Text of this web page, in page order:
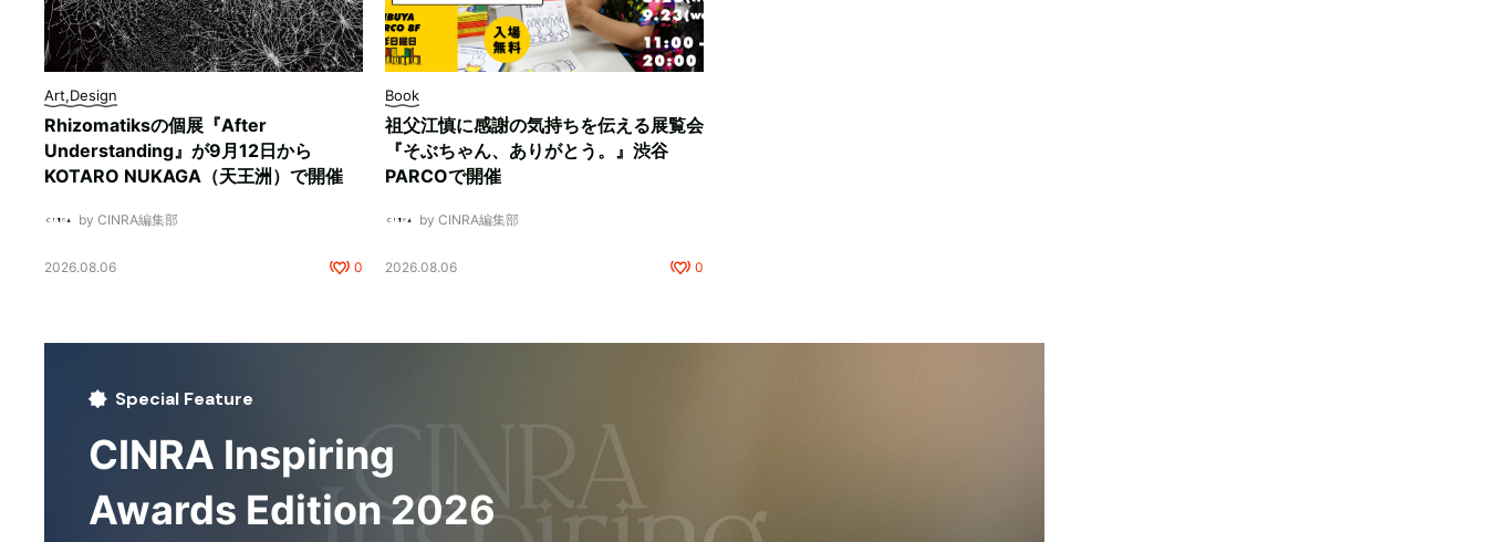
Art,Design
Rhizomatiksの個展『After
Understanding』が9月12日から
KOTARO NUKAGA（天王洲）で開催
by CINRA編集部
2026.08.06 0
Book
祖父江慎に感謝の気持ちを伝える展覧会
『そぶちゃん、ありがとう。』渋谷
PARCOで開催
by CINRA編集部
2026.08.06 0
Special Feature
CINRA Inspiring
Awards Edition 2026